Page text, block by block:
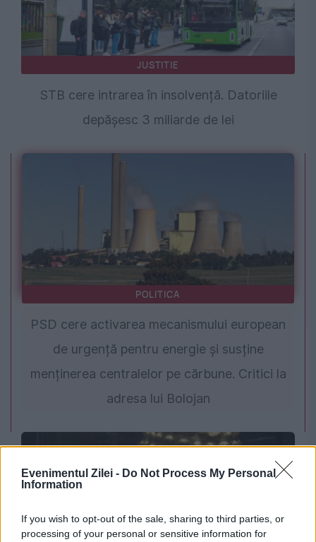
Evenimentul Zilei - Do Not Process My Personal
Information
If you wish to opt-out of the sale, sharing to third parties, or
processing of your personal or sensitive information for
JUSTITIE
STB cere intrarea în insolvență. Datoriile
depășesc 3 miliarde de lei
POLITICA
PSD cere activarea mecanismului european
de urgență pentru energie și susține
menținerea centralelor pe cărbune. Critici la
adresa lui Bolojan